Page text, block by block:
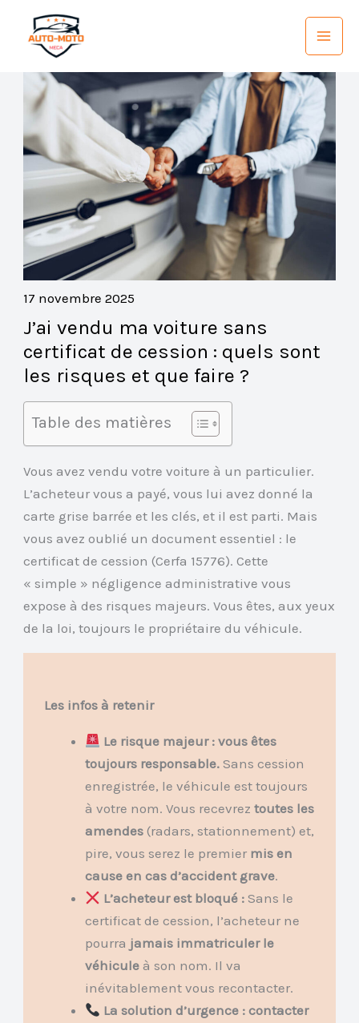
contenu
17 novembre 2025
J’ai vendu ma voiture sans
certificat de cession : quels sont
les risques et que faire ?
Table des matières
Vous avez vendu votre voiture à un particulier.
L’acheteur vous a payé, vous lui avez donné la
carte grise barrée et les clés, et il est parti. Mais
vous avez oublié un document essentiel : le
certificat de cession (Cerfa 15776). Cette
« simple » négligence administrative vous
expose à des risques majeurs. Vous êtes, aux yeux
de la loi, toujours le propriétaire du véhicule.
Les infos à retenir
Le risque majeur : vous êtes
toujours responsable.Sans cession
enregistrée, le véhicule est toujours
à votre nom. Vous recevrez toutes les
amendes(radars, stationnement) et,
pire, vous serez le premier mis en
cause en cas d’accident grave.
L’acheteur est bloqué : Sans le
certificat de cession, l’acheteur ne
pourra jamais immatriculer le
véhiculeà son nom. Il va
inévitablement vous recontacter.
La solution d’urgence : contacter